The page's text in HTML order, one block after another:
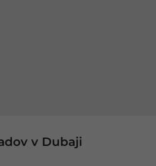
v Dubaji